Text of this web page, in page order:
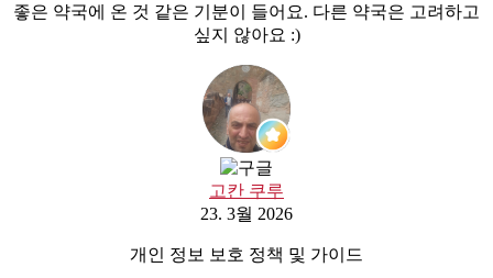
좋은 약국에 온 것 같은 기분이 들어요. 다른 약국은 고려하고
싶지 않아요 :)
고칸 쿠루
23. 3월 2026
개인 정보 보호 정책 및 가이드